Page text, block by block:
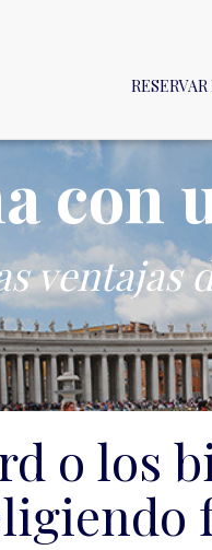
con
ventajas
o los